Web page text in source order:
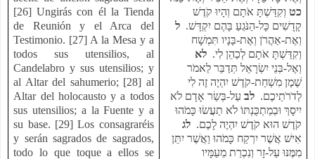
[26] Ungirás con él la Tienda
de Reunión y el Arca del
Testimonio. [27] A la Mesa y a
todos sus utensilios, al
Candelabro y sus utensilios; y
al Altar del sahumerio; [28] al
Altar del holocausto y a todos
sus utensilios; a la Fuente y a
su base. [29] Los consagraréis
y serán sagrados de sagrados,
todo lo que toque a ellos se
כט וְקִדַּשְׁתָּ אֹתָם וְהָיוּ קֹדֶשׁ
קָדָשִׁים כָּל-הַנֹּגֵעַ בָּהֶם יִקְדָּשׁ.ל
וְאֶת-אַהֲרֹן וְאֶת-בָּנָיו תִּמְשָׁח
וְקִדַּשְׁתָּ אֹתָם לְכַהֵן לִי.לא
וְאֶל-בְּנֵי יִשְׂרָאֵל תְּדַבֵּר לֵאמֹר
שֶׁמֶן מִשְׁחַת-קֹדֶשׁ יִהְיֶה זֶה לִי
לְדֹרֹתֵיכֶם.לב עַל-בְּשַׂר אָדָם לֹא
יִיסָךְ וּבְמַתְכֻּנְתּוֹ לֹא תַעֲשׂוּ כָּמֹהוּ
קֹדֶשׁ הוּא קֹדֶשׁ יִהְיֶה לָכֶם.לג
אִישׁ אֲשֶׁר יִרְקַח כָּמֹהוּ וַאֲשֶׁר יִתֵּן
מִמֶּנּוּ עַל-זָר וְנִכְרַת מֵעַמָּיו